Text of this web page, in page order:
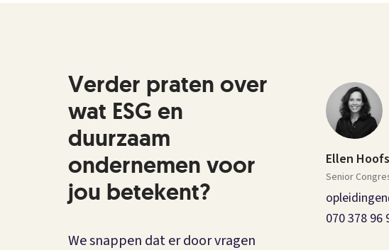
Verder praten over
wat ESG en
duurzaam
ondernemen voor
jou betekent?
We snappen dat er door vragen
Ellen Hoofs
Senior
070 378 96